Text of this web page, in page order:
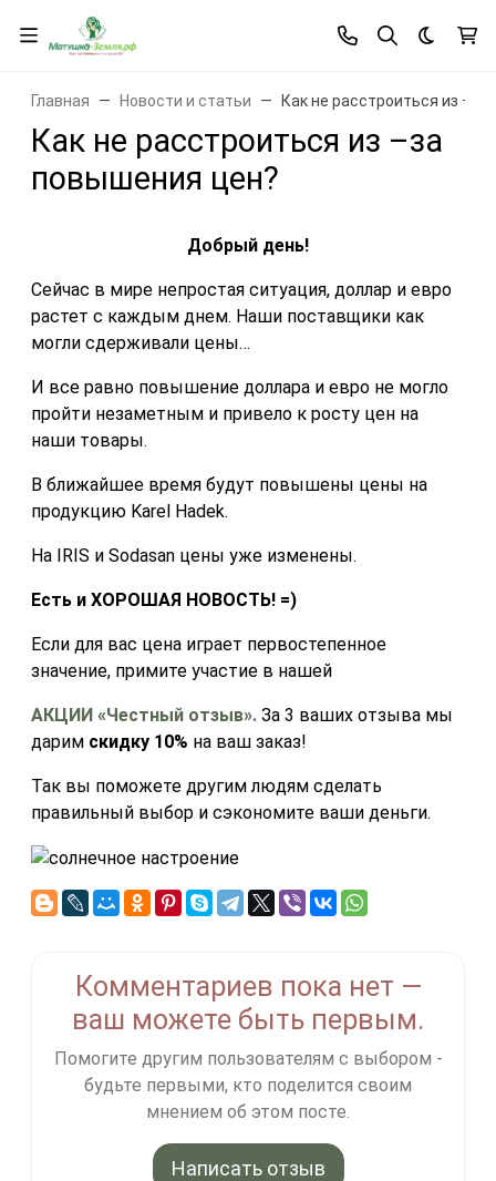
Темная
Главная Новости и статьи Как не расстроиться из
Как не расстроиться из –за
повышения цен?
Добрый день!
Сейчас в мире непростая ситуация, доллар и евро
растет с каждым днем. Наши поставщики как
могли сдерживали цены…
И все равно повышение доллара и евро не могло
пройти незаметным и привело к росту цен на
наши товары.
В ближайшее время будут повышены цены на
продукцию Karel Hadek.
На IRIS и Sodasan цены уже изменены.
Есть и ХОРОШАЯ НОВОСТЬ! =)
Если для вас цена играет первостепенное
значение, примите участие в нашей
АКЦИИ «Честный отзыв». За 3 ваших отзыва мы
дарим скидку 10% на ваш заказ!
Так вы поможете другим людям сделать
правильный выбор и сэкономите ваши деньги.
Комментариев пока нет —
ваш можете быть первым.
Помогите другим пользователям с выбором -
будьте первыми, кто поделится своим
мнением об этом посте.
Написать отзыв